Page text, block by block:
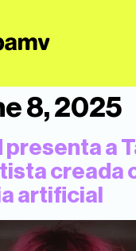
8, 2025
a
creada
artificial